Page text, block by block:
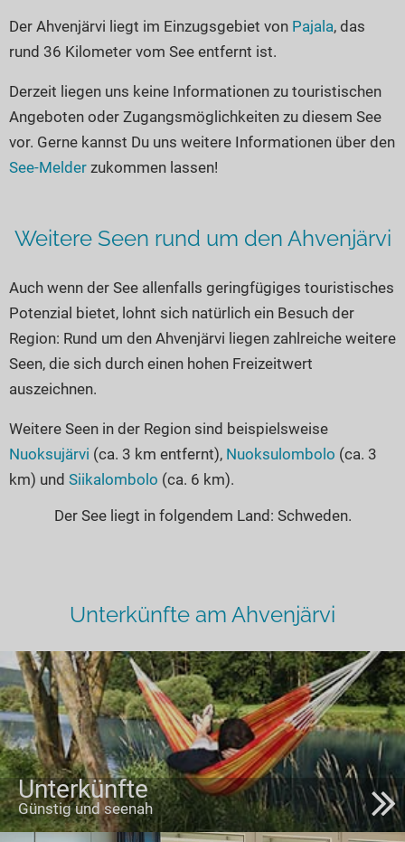
Österreich
Frankreich
Niederlande
Schweden
alle Länder…
Der Ahvenjärvi liegt im Einzugsgebiet von Pajala, das
rund 36 Kilometer vom See entfernt ist.
Derzeit liegen uns keine Informationen zu touristischen
Angeboten oder Zugangsmöglichkeiten zu diesem See
vor. Gerne kannst Du uns weitere Informationen über den
See-Melder zukommen lassen!
Weitere Seen rund um den Ahvenjärvi
Auch wenn der See allenfalls geringfügiges touristisches
Potenzial bietet, lohnt sich natürlich ein Besuch der
Region: Rund um den Ahvenjärvi liegen zahlreiche weitere
Seen, die sich durch einen hohen Freizeitwert
auszeichnen.
Weitere Seen in der Region sind beispielsweise
Nuoksujärvi (ca. 3 km entfernt), Nuoksulombolo (ca. 3
km) und Siikalombolo (ca. 6 km).
Der See liegt in folgendem Land: Schweden.
Unterkünfte am Ahvenjärvi
Unterkünfte
Günstig und seenah